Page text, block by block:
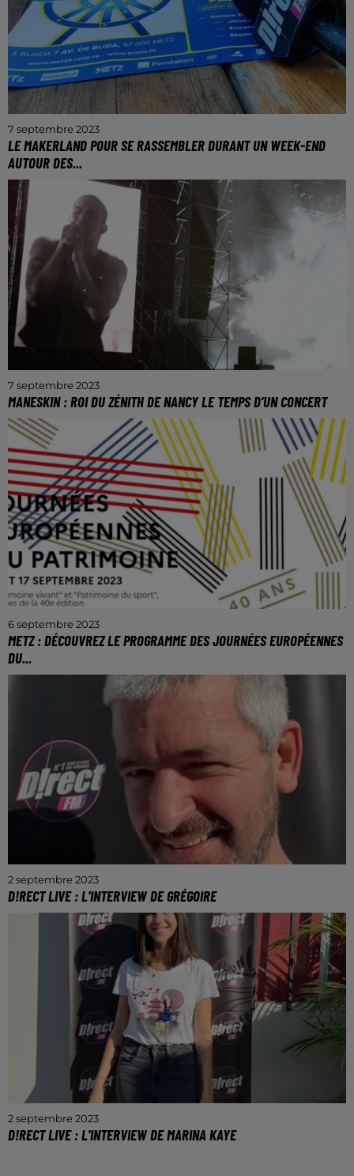
7 septembre 2023
LE MAKERLAND POUR SE RASSEMBLER DURANT UN WEEK-END
AUTOUR DES...
Rendez-vous les 16 & 17 septembre prochains.
7 septembre 2023
MANESKIN : ROI DU ZÉNITH DE NANCY LE TEMPS D’UN CONCERT
Le groupe de rock italien s'est produit devant 21 000
spectateurs.
6 septembre 2023
METZ : DÉCOUVREZ LE PROGRAMME DES JOURNÉES EUROPÉENNES
DU...
Rendez-vous les 16 et 17 septembre prochains.
2 septembre 2023
D!RECT LIVE : L'INTERVIEW DE GRÉGOIRE
Grégoire se représentera ce soir devant des
centaines de personnes à Pont-à-Mousson.
2 septembre 2023
D!RECT LIVE : L'INTERVIEW DE MARINA KAYE